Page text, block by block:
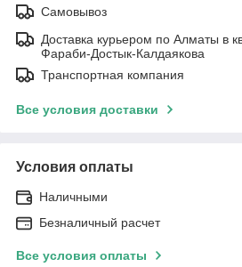
Самовывоз
Доставка курьером по Алматы в
Фараби-Достык-Калдаякова
Транспортная компания
Все условия доставки
Условия оплаты
Наличными
Безналичный расчет
Все условия оплаты